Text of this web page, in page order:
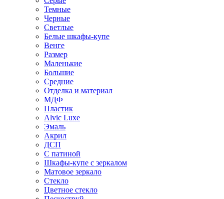
Темные
Черные
Светлые
Белые шкафы-купе
Венге
Размер
Маленькие
Большие
Средние
Отделка и материал
МДФ
Пластик
Alvic Luxe
Эмаль
Акрил
ДСП
С патиной
Шкафы-купе с зеркалом
Матовое зеркало
Стекло
Цветное стекло